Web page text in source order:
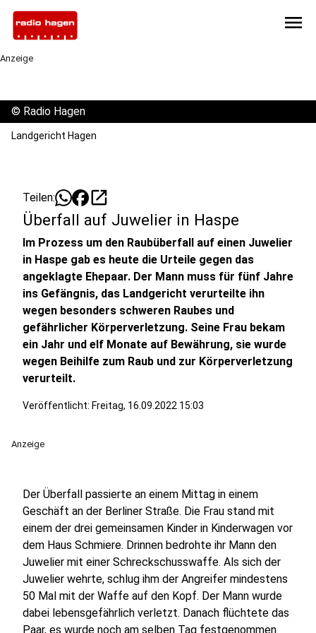
menu
Anzeige
© Radio Hagen
Landgericht Hagen
Teilen: open_in_new
Überfall auf Juwelier in Haspe
Im Prozess um den Raubüberfall auf einen Juwelier
in Haspe gab es heute die Urteile gegen das
angeklagte Ehepaar. Der Mann muss für fünf Jahre
ins Gefängnis, das Landgericht verurteilte ihn
wegen besonders schweren Raubes und
gefährlicher Körperverletzung. Seine Frau bekam
ein Jahr und elf Monate auf Bewährung, sie wurde
wegen Beihilfe zum Raub und zur Körperverletzung
verurteilt.
Veröffentlicht: Freitag, 16.09.2022 15:03
Anzeige
Der Überfall passierte an einem Mittag in einem
Geschäft an der Berliner Straße. Die Frau stand mit
einem der drei gemeinsamen Kinder in Kinderwagen vor
dem Haus Schmiere. Drinnen bedrohte ihr Mann den
Juwelier mit einer Schreckschusswaffe. Als sich der
Juwelier wehrte, schlug ihm der Angreifer mindestens
50 Mal mit der Waffe auf den Kopf. Der Mann wurde
dabei lebensgefährlich verletzt. Danach flüchtete das
Paar, es wurde noch am selben Tag festgenommen.